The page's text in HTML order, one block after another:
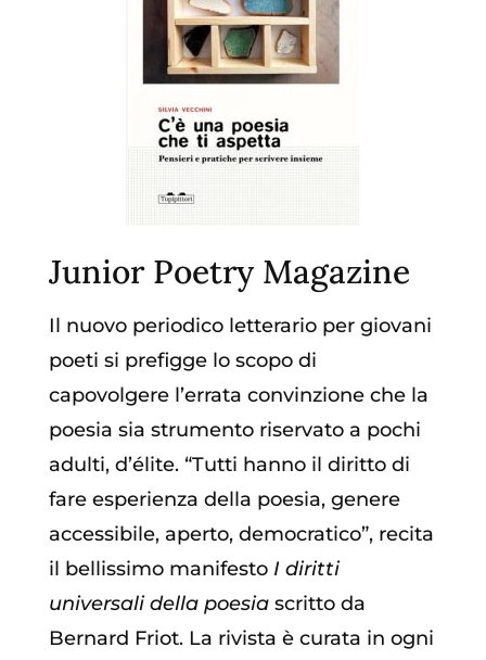
Junior Poetry Magazine
Il nuovo periodico letterario per giovani
poeti si prefigge lo scopo di
capovolgere l’errata convinzione che la
poesia sia strumento riservato a pochi
adulti, d’élite. “Tutti hanno il diritto di
fare esperienza della poesia, genere
accessibile, aperto, democratico”, recita
il bellissimo manifesto I diritti
universali della poesiascritto da
Bernard Friot. La rivista è curata in ogni